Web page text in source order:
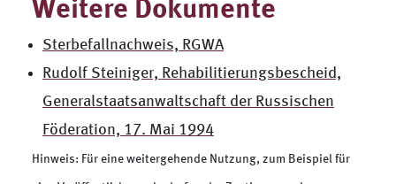
Weitere Dokumente
Sterbefallnachweis, RGWA
Rudolf Steiniger, Rehabilitierungsbescheid,
Generalstaatsanwaltschaft der Russischen
Föderation, 17. Mai 1994
Hinweis: Für eine weitergehende Nutzung, zum Beispiel für